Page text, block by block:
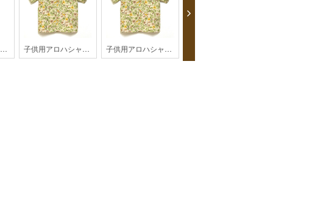
子供ワンピース（身長120cm) 子供用アロハシャツ【HK2-2003】 子供用アロハシャツ【HK2-2003】